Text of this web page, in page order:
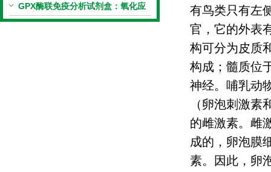
试剂盒科研优惠活动开启
GPX酶联免疫分析试剂盒：氧化应
激研究精准检测工具
有鸟类只有左
官，它的外表
构可分为皮质
构成；髓质位
神经。哺乳动
（卵泡刺激
的雌激素。雌
成的，卵泡膜
素。因此，卵